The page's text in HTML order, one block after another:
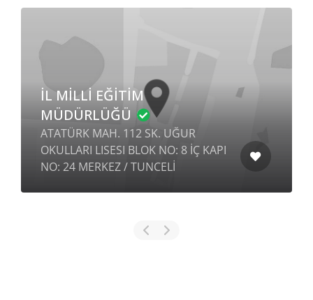
İL MİLLİ EĞİTİM
MÜDÜRLÜĞÜ
ATATÜRK MAH. 112 SK. UĞUR
OKULLARI LISESI BLOK NO: 8 İÇ KAPI
NO: 24 MERKEZ / TUNCELİ